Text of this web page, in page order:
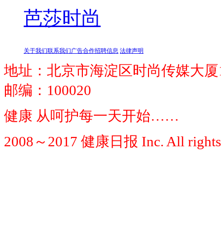
芭莎时尚
关于我们联系我们广告合作招聘信息 法律声明
地址：北京市海淀区时尚传媒大厦
邮编：100020
健康 从呵护每一天开始……
2008～2017 健康日报 Inc. All